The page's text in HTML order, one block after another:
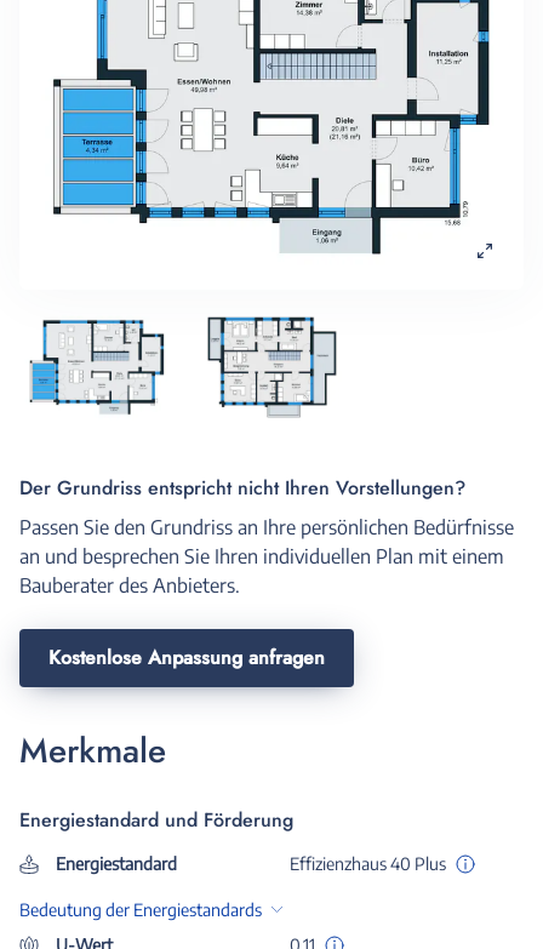
Der Grundriss entspricht nicht Ihren Vorstellungen?
Passen Sie den Grundriss an Ihre persönlichen Bedürfnisse
an und besprechen Sie Ihren individuellen Plan mit einem
Bauberater des Anbieters.
Kostenlose Anpassung anfragen
Merkmale
Energiestandard und Förderung
Energiestandard Effizienzhaus 40 Plus
Bedeutung der Energiestandards
U-Wert
0,11